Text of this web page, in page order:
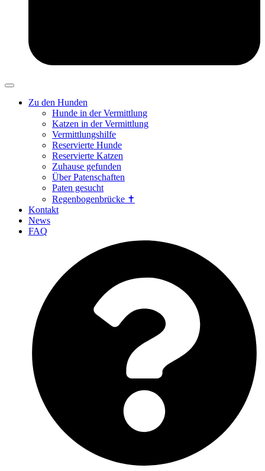
Zu den Hunden
Hunde in der Vermittlung
Katzen in der Vermittlung
Vermittlungshilfe
Reservierte Hunde
Reservierte Katzen
Zuhause gefunden
Über Patenschaften
Paten gesucht
Regenbogenbrücke ✝
Kontakt
News
FAQ